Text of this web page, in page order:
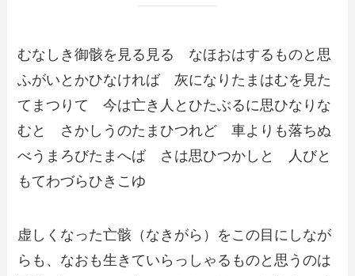
むなしき御骸を見る見る なほおはするものと思
ふがいとかひなければ 灰になりたまはむを見た
てまつりて 今は亡き人とひたぶるに思ひなりな
むと さかしうのたまひつれど 車よりも落ちぬ
べうまろびたまへば さは思ひつかしと 人びと
もてわづらひきこゆ
虚しくなった亡骸（なきがら）をこの目にしなが
らも、なおも生きていらっしゃるものと思うのは